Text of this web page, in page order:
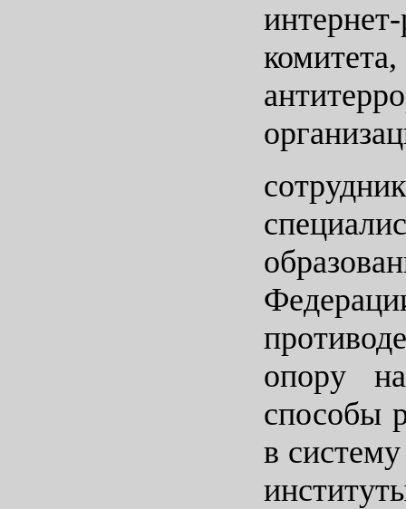
опору
способы
в